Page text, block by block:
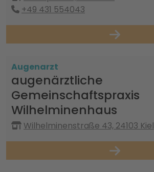
+49 431 554043
Augenarzt
augenärztliche
Gemeinschaftspraxis
Wilhelminenhaus
Wilhelminenstraße 43, 24103 Kiel